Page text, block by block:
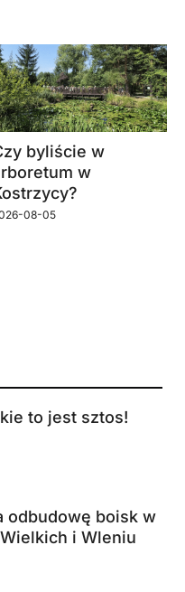
byliście w
w
08-05
to jest sztos!
odbudowę boisk w
i Wleniu